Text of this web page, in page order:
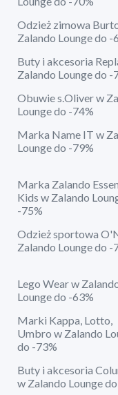
Odzież zimowa
Zalando Lounge do -
Buty i akcesoria
Zalando Lounge do -
Obuwie s.Oliver w
Lounge do -74%
Marka Name IT w
Lounge do -79%
Marka Zalando
Kids w Zalando
-75%
Odzież sportowa
Zalando Lounge do -
Lego Wear w
Lounge do -63%
Marki Kappa, Lotto,
Umbro w Zalando
do -73%
Buty i akcesoria
w Zalando Lounge